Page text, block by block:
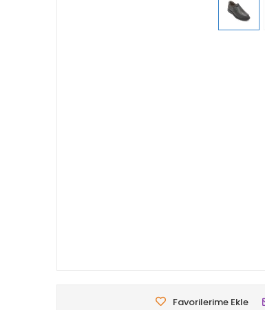
Favorilerime Ekle